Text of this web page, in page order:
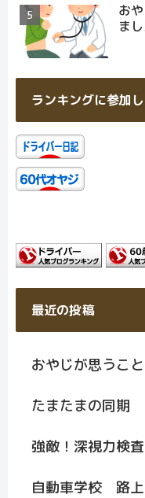
お
まし
ランキングに参加
最近の投稿
おやじが思うこと
たまたまの同期
強敵！深視力検査
自動車学校 路上